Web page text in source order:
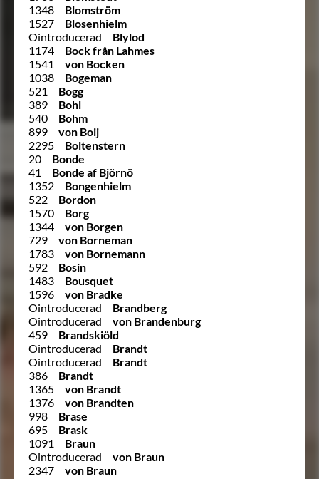
1348
Blomström
1527
Blosenhielm
Ointroducerad
Blylod
1174
Bock från Lahmes
1541
von Bocken
1038
Bogeman
521
Bogg
389
Bohl
540
Bohm
899
von Boij
2295
Boltenstern
20
Bonde
41
Bonde af Björnö
1352
Bongenhielm
522
Bordon
1570
Borg
1344
von Borgen
729
von Borneman
1783
von Bornemann
592
Bosin
1483
Bousquet
1596
von Bradke
Ointroducerad
Brandberg
Ointroducerad
von Brandenburg
459
Brandskiöld
Ointroducerad
Brandt
Ointroducerad
Brandt
386
Brandt
1365
von Brandt
1376
von Brandten
998
Brase
695
Brask
1091
Braun
Ointroducerad
von Braun
2347
von Braun